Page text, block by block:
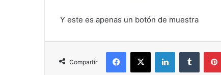
Y este es apenas un botón de muestra
Compartir
Facebook
X LinkedInTumblr